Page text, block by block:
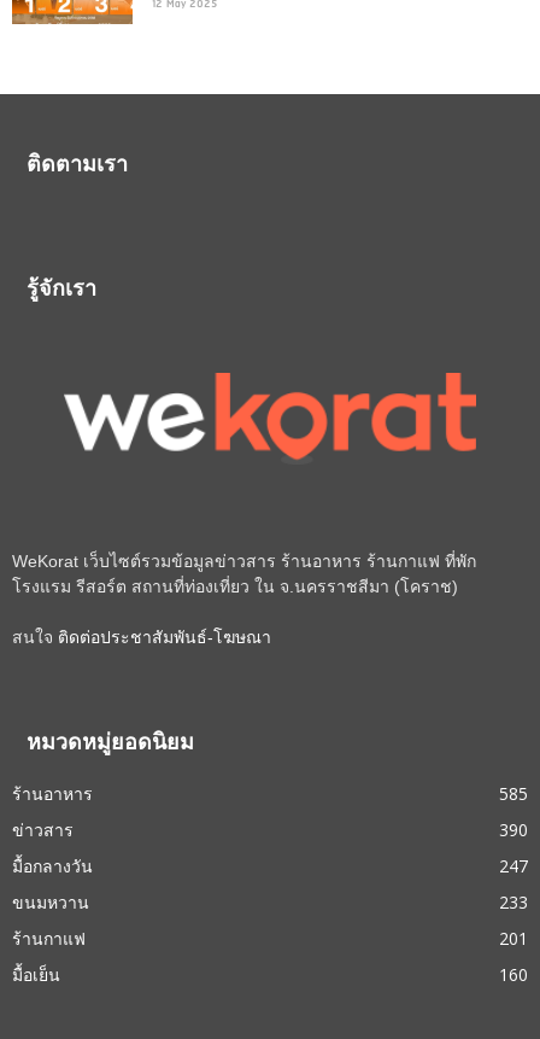
12 May 2025
ติดตามเรา
รู้จักเรา
WeKorat เว็บไซต์รวมข้อมูลข่าวสาร ร้านอาหาร ร้านกาแฟ ที่พัก
โรงแรม รีสอร์ต สถานที่ท่องเที่ยว ใน จ.นครราชสีมา (โคราช)
สนใจ ติดต่อประชาสัมพันธ์-โฆษณา
หมวดหมู่ยอดนิยม
ร้านอาหาร
585
ข่าวสาร
390
มื้อกลางวัน
247
ขนมหวาน
233
ร้านกาแฟ
201
มื้อเย็น
160